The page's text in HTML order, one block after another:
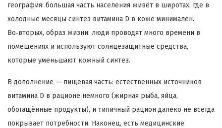
география: большая часть населения живёт в широтах, где в
холодные месяцы синтез витамина D в коже минимален.
Во‑вторых, образ жизни: люди проводят много времени в
помещениях и используют солнцезащитные средства,
которые уменьшают кожный синтез.
В дополнение — пищевая часть: естественных источников
витамина D в рационе немного (жирная рыба, яйца,
обогащённые продукты), и типичный рацион далеко не всегда
покрывает потребности. Наконец, есть медицинские